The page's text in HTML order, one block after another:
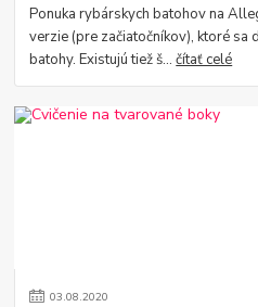
Ponuka rybárskych batohov na
verzie (pre začiatočníkov), ktoré sa
batohy. Existujú tiež š...čítať celé
03.08.2020